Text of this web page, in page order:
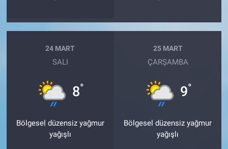
24 MART
SALI
8°
Bölgesel düzensiz yağmur
yağışlı
25 MART
ÇARŞAMBA
9°
Bölgesel düzensiz yağmur
yağışlı